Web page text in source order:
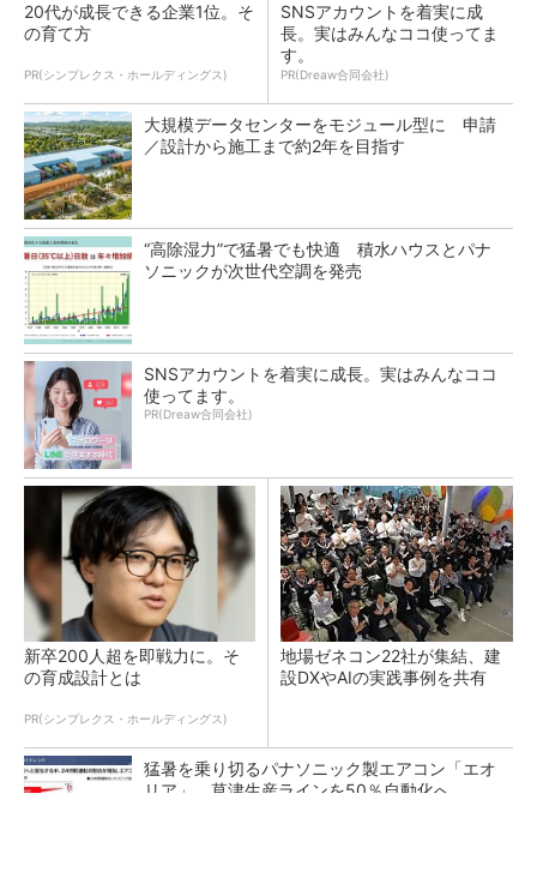
20代が成長できる企業1位。そ
の育て方
PR(シンプレクス・ホールディングス)
SNSアカウントを着実に成
長。実はみんなココ使ってま
す。
PR(Dreaw合同会社)
大規模データセンターをモジュール型に 申請
／設計から施工まで約2年を目指す
“高除湿力”で猛暑でも快適 積水ハウスとパナ
ソニックが次世代空調を発売
SNSアカウントを着実に成長。実はみんなココ
使ってます。
PR(Dreaw合同会社)
新卒200人超を即戦力に。そ
の育成設計とは
PR(シンプレクス・ホールディングス)
地場ゼネコン22社が集結、建
設DXやAIの実践事例を共有
猛暑を乗り切るパナソニック製エアコン「エオ
リア」 草津生産ラインを50％自動化へ